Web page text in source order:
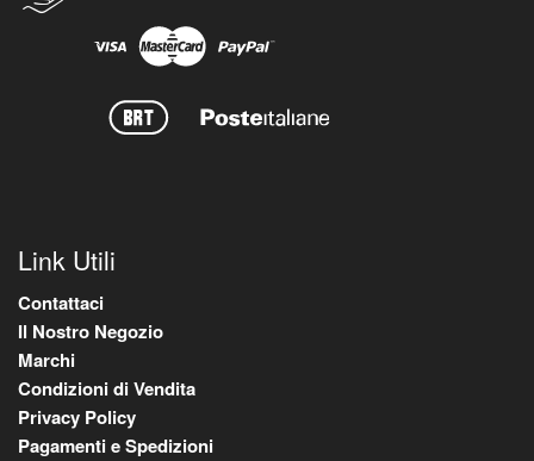
Link Utili
Contattaci
Il Nostro Negozio
Marchi
Condizioni di Vendita
Privacy Policy
Pagamenti e Spedizioni